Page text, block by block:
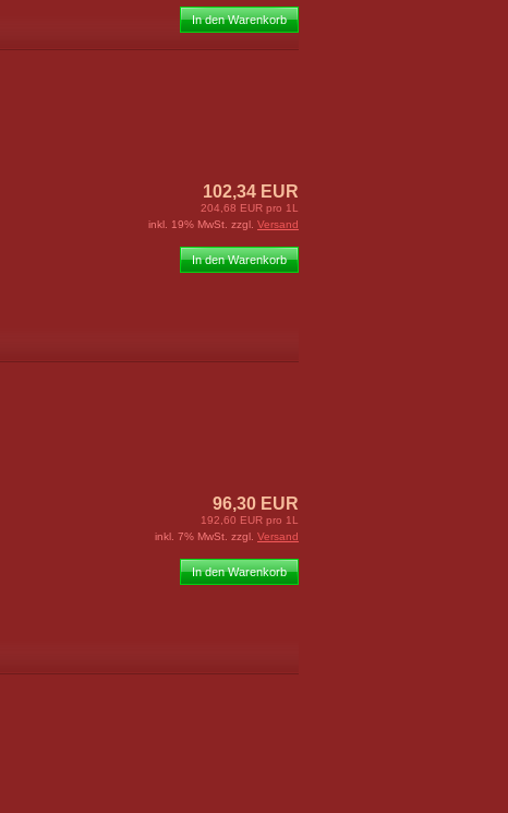
In den Warenkorb
102,34 EUR
204,68 EUR pro 1L
inkl. 19% MwSt. zzgl. Versand
In den Warenkorb
96,30 EUR
192,60 EUR pro 1L
inkl. 7% MwSt. zzgl. Versand
In den Warenkorb